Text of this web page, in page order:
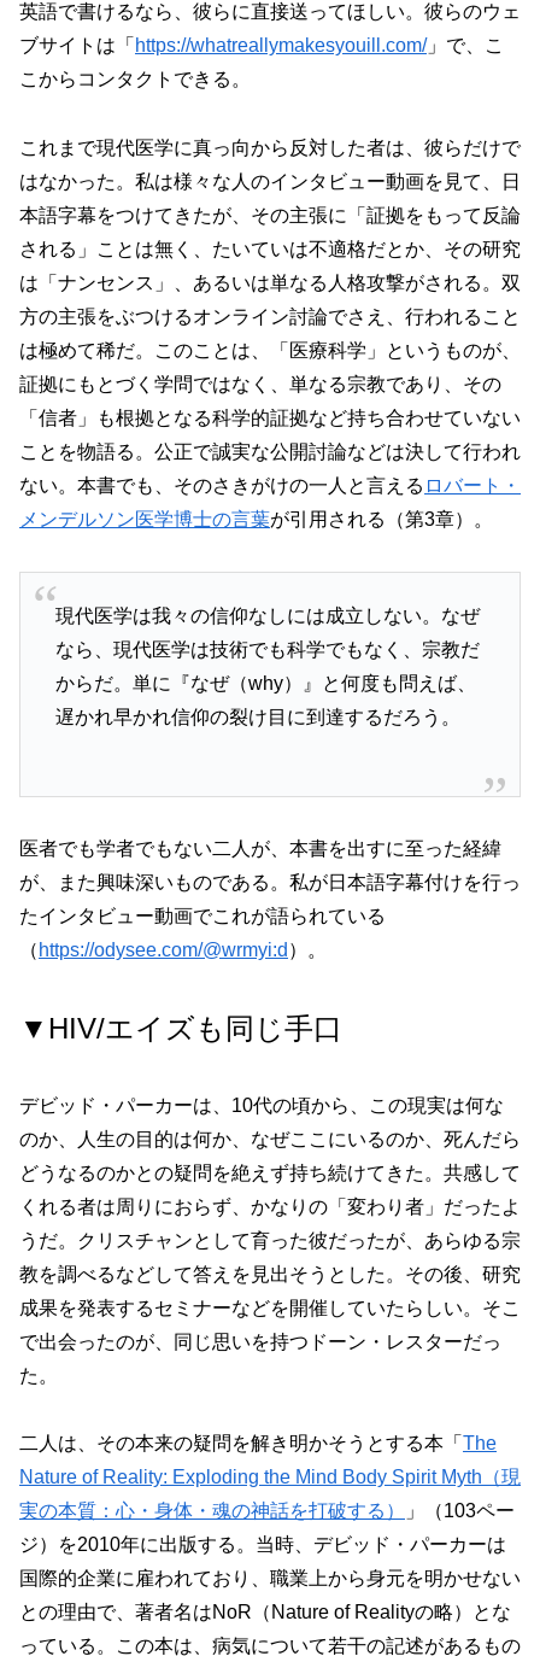
英語で書けるなら、彼らに直接送ってほしい。彼らのウェ
ブサイトは「 https://whatreallymakesyouill.com/」で、こ
こからコンタクトできる。
これまで現代医学に真っ向から反対した者は、彼らだけで
はなかった。私は様々な人のインタビュー動画を見て、日
本語字幕をつけてきたが、その主張に「証拠をもって反論
される」ことは無く、たいていは不適格だとか、その研究
は「ナンセンス」、あるいは単なる人格攻撃がされる。双
方の主張をぶつけるオンライン討論でさえ、行われること
は極めて稀だ。このことは、「医療科学」というものが、
証拠にもとづく学問ではなく、単なる宗教であり、その
「信者」も根拠となる科学的証拠など持ち合わせていない
ことを物語る。公正で誠実な公開討論などは決して行われ
ない。本書でも、そのさきがけの一人と言える ロバート・
メンデルソン医学博士の言葉が引用される（第3章）。
現代医学は我々の信仰なしには成立しない。なぜ
なら、現代医学は技術でも科学でもなく、宗教だ
からだ。単に『なぜ（why）』と何度も問えば、
遅かれ早かれ信仰の裂け目に到達するだろう。
医者でも学者でもない二人が、本書を出すに至った経緯
が、また興味深いものである。私が日本語字幕付けを行っ
たインタビュー動画でこれが語られている
（ https://odysee.com/@wrmyi:d ）。
▼HIV/エイズも同じ手口
デビッド・パーカーは、10代の頃から、この現実は何な
のか、人生の目的は何か、なぜここにいるのか、死んだら
どうなるのかとの疑問を絶えず持ち続けてきた。共感して
くれる者は周りにおらず、かなりの「変わり者」だったよ
うだ。クリスチャンとして育った彼だったが、あらゆる宗
教を調べるなどして答えを見出そうとした。その後、研究
成果を発表するセミナーなどを開催していたらしい。そこ
で出会ったのが、同じ思いを持つドーン・レスターだっ
た。
二人は、その本来の疑問を解き明かそうとする本「 The
Nature of Reality: Exploding the Mind Body Spirit Myth（現
実の本質：心・身体・魂の神話を打破する）
」（103ペー
ジ）を2010年に出版する。当時、デビッド・パーカーは
国際的企業に雇われており、職業上から身元を明かせない
との理由で、著者名はNoR（Nature of Realityの略）とな
っている。この本は、病気について若干の記述があるもの